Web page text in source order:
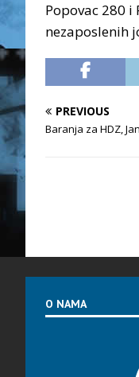
Popovac 280 i
nezaposlenih
PREVIOUS
Baranja za HDZ,
O NAMA